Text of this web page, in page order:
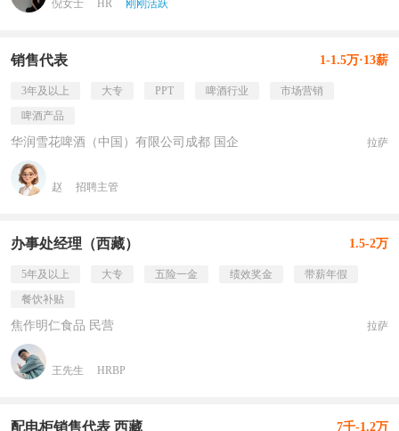
倪女士 HR 刚刚活跃
销售代表 1-1.5万·13薪
3年及以上 大专 PPT 啤酒行业
市场营销
啤酒产品
华润雪花啤酒（中国）有限公司成都 国企 拉萨
赵 招聘主管
办事处经理（西藏） 1.5-2万
5年及以上 大专 五险一金 绩效奖金
带薪年假
餐饮补贴
焦作明仁食品 民营 拉萨
王先生 HRBP
配电柜销售代表 西藏 7千-1.2万